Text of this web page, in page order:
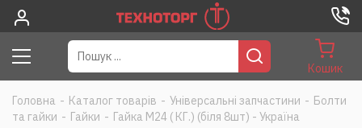
Кошик
Головна - Каталог товарів - Універсальні запчастини - Болти
та гайки - Гайки - Гайка М24 ( КГ.) (біля 8шт) - Україна